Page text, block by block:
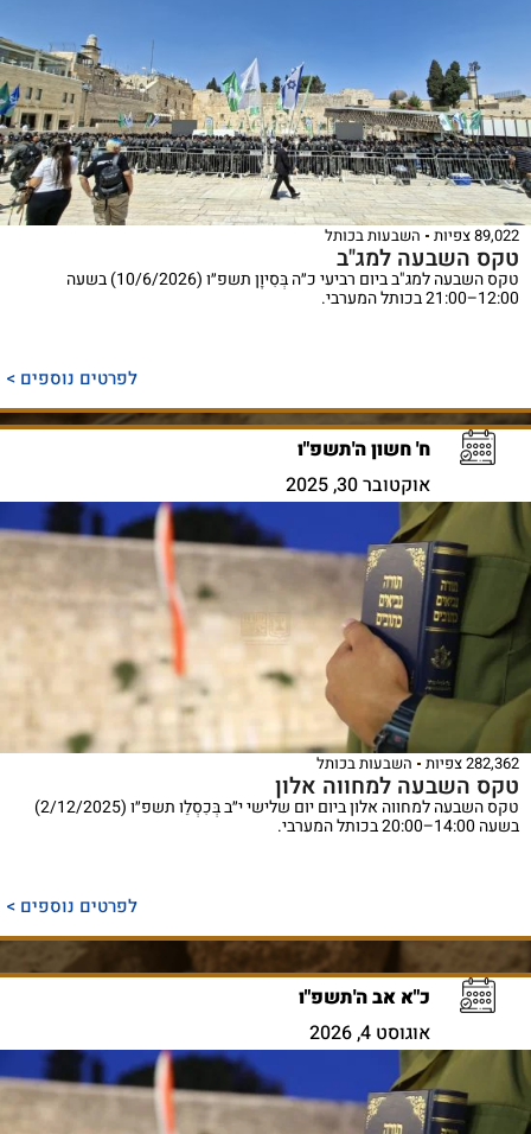
89,022 צפיות השבעות בכותל
טקס השבעה למג"ב
טקס השבעה למג"ב ביום רביעי כ״ה בְּסִיוָן תשפ״ו (10/6/2026) בשעה
12:00–21:00 בכותל המערבי.
לפרטים נוספים >
ח' חשון ה'תשפ"ו
אוקטובר 30, 2025
282,362 צפיות השבעות בכותל
טקס השבעה למחווה אלון
טקס השבעה למחווה אלון ביום יום שלישי י״ב בְּכִסְלֵו תשפ״ו (2/12/2025)
בשעה 14:00–20:00 בכותל המערבי.
לפרטים נוספים >
כ"א אב ה'תשפ"ו
אוגוסט 4, 2026